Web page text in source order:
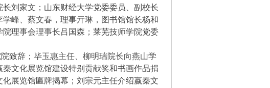
刘家文；山东财经大学党委委员、副校长
峰、蔡文春，理事亓琳，图书馆馆长杨和
理事会理事长吕国森；莱芜技师学院党委
辞；毕玉惠主任、柳明瑞院长向燕山学
文化展览馆建设特别贡献奖和书画作品捐
展览馆匾牌揭幕；刘宗元主任介绍嬴秦文